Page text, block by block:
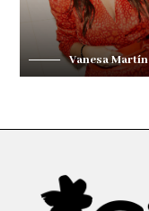
Vanesa Martín